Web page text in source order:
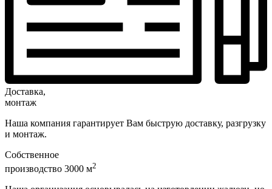
Доставка,
монтаж
Наша компания гарантирует Вам быструю доставку, разгрузку
и монтаж.
Собственное
производство 3000 м2